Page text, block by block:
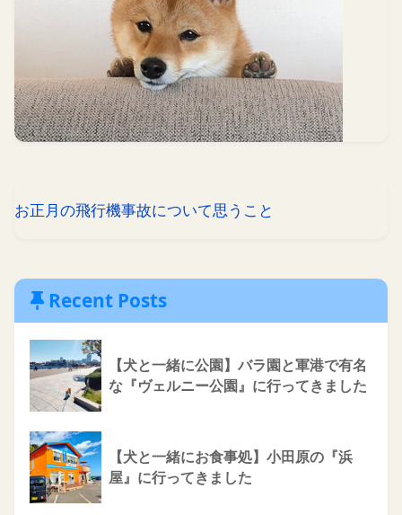
お正月の飛行機事故について思うこと
Recent Posts
【犬と一緒に公園】バラ園と軍港で有名
な『ヴェルニー公園』に行ってきました
【犬と一緒にお食事処】小田原の『浜
屋』に行ってきました